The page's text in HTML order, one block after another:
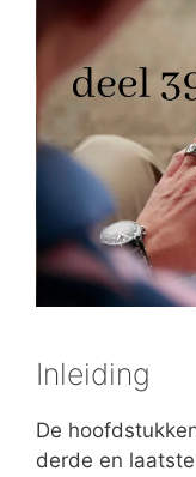
Inleiding
De
derde en